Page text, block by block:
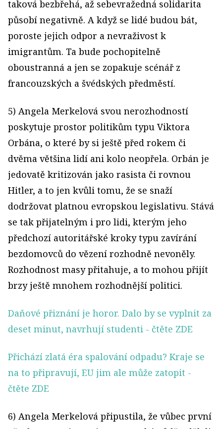
taková bezbřehá, až sebevražedná solidarita
působí negativně. A když se lidé budou bát,
poroste jejich odpor a nevraživost k
imigrantům. Ta bude pochopitelně
oboustranná a jen se zopakuje scénář z
francouzských a švédských předměstí.
5) Angela Merkelová svou nerozhodností
poskytuje prostor politikům typu Viktora
Orbána, o které by si ještě před rokem či
dvěma většina lidí ani kolo neopřela. Orbán je
jedovatě kritizován jako rasista či rovnou
Hitler, a to jen kvůli tomu, že se snaží
dodržovat platnou evropskou legislativu. Stává
se tak přijatelným i pro lidi, kterým jeho
předchozí autoritářské kroky typu zavírání
bezdomovců do vězení rozhodně nevoněly.
Rozhodnost masy přitahuje, a to mohou přijít
brzy ještě mnohem rozhodnější politici.
Daňové přiznání je horor. Dalo by se vyplnit za
deset minut, navrhují studenti - čtěte ZDE
Přichází zlatá éra spalování odpadu? Kraje se
na to připravují, EU jim ale může zatopit -
čtěte ZDE
6) Angela Merkelová připustila, že vůbec první